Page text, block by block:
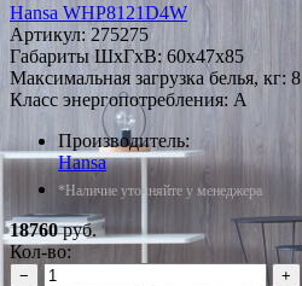
Hansa WHP8121D4W
Артикул: 275275
Габариты ШxГxВ: 60x47x85
Максимальная загрузка белья, кг: 8
Класс энергопотребления: A
Производитель:
Hansa
*Наличие уточняйте у менеджера
18760руб.
Кол-во:
−
+